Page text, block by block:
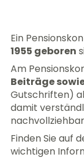
Ein
1955 geboren
Am
Beiträge
Gutschriften)
damit
Finden Sie auf
wichtigen